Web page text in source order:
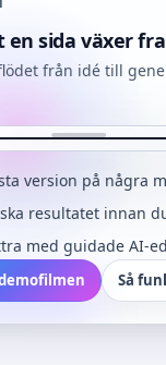
en sida växer
från idé till
version på några
resultatet innan
med guidade AI-
Så